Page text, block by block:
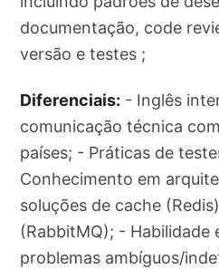
documentação, code
versão e testes ;
Diferenciais: - Inglês
comunicação técnica
países; - Práticas de
Conhecimento em
soluções de cache
(RabbitMQ); - Habilidade
problemas ambíguos/